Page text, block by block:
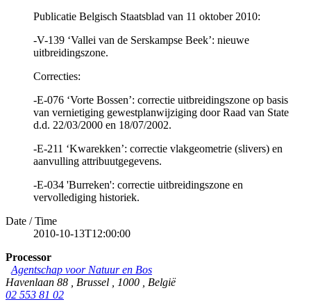
Publicatie Belgisch Staatsblad van 11 oktober 2010:
-V-139 ‘Vallei van de Serskampse Beek’: nieuwe
uitbreidingszone.
Correcties:
-E-076 ‘Vorte Bossen’: correctie uitbreidingszone op basis
van vernietiging gewestplanwijziging door Raad van State
d.d. 22/03/2000 en 18/07/2002.
-E-211 ‘Kwarekken’: correctie vlakgeometrie (slivers) en
aanvulling attribuutgegevens.
-E-034 'Burreken': correctie uitbreidingszone en
vervollediging historiek.
Date / Time
2010-10-13T12:00:00
Processor
Agentschap voor Natuur en Bos
Havenlaan 88
Brussel 1000
België
02 553 81 02